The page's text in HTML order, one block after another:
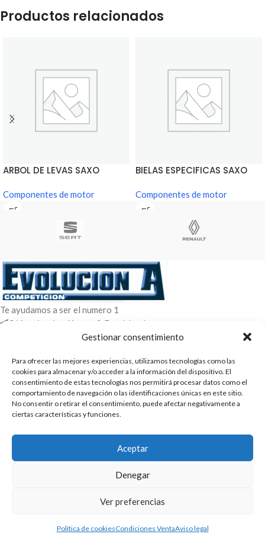
Gestionar consentimiento
Para ofrecer las mejores experiencias, utilizamos tecnologías como las
cookies para almacenar y/o acceder a la información del dispositivo. El
consentimiento de estas tecnologías nos permitirá procesar datos como el
comportamiento de navegación o las identificaciones únicas en este sitio.
No consentir o retirar el consentimiento, puede afectar negativamente a
ciertas características y funciones.
Aceptar
Denegar
Ver preferencias
Política de cookiesCondiciones VentaAviso legal
Productos relacionados
ARBOL DE LEVAS SAXO
Componentes de motor
BIELAS ESPECIFICAS SAXO
Componentes de motor
Te ayudamos a ser el numero 1
C/ Arquimedes 61 nave 2. Fuenlabrada
WhatsApp +34 670604426
ENTRADAS RECIENTES
POLÍTICAS
2025 | Evolucion-A Competicion: Fabricación y distribución,
comercialización de repuestos para automóvil